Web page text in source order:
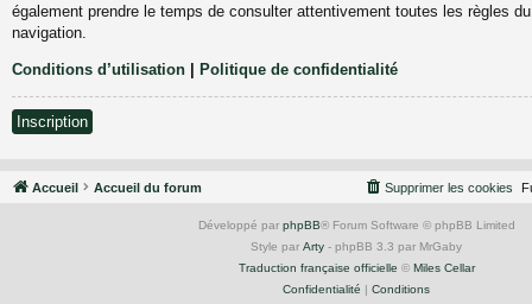
également prendre le temps de consulter attentivement toutes les règles
navigation.
Conditions d’utilisation | Politique de confidentialité
Inscription
Accueil Accueil du forum Supprimer les cookies
Développé par phpBB® Forum Software © phpBB Limited
Style par Arty - phpBB 3.3 par MrGaby
Traduction française officielle © Miles Cellar
Confidentialité | Conditions